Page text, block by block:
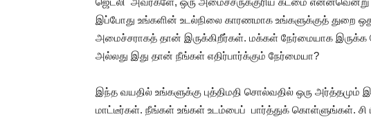
இப்போது உங்களின் உடல்நிலை காரணமாக உங்களுக்குத் துறை
அமைச்சராகத் தான் இருக்கிறீர்கள். மக்கள் நேர்மையாக இருக்க
அல்லது இது தான் நீங்கள் எதிர்பார்க்கும் நேர்மையா?
இந்த வயதில் உங்களுக்கு புத்திமதி சொல்வதில் ஒரு அர்த்தமும்
மாட்டீர்கள். நீங்கள் உங்கள் உடம்பைப் பார்த்துக் கொள்ளுங்கள். சி